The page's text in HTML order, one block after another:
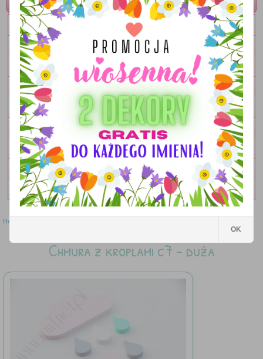
LITERKI
TABLICZKI
OBRAZKI
LAMPKI
DEKORACJE
DODATKI
ZESTAWY
OKOLICZNOŚCIOWE
WYPRZEDAŻ
Home
Chmura z kroplami c7 - duża
OK